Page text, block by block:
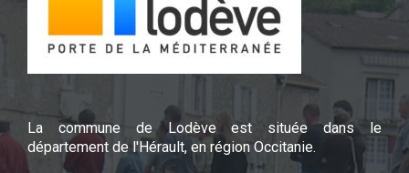
La commune de Lodève est située dans le
département de l'Hérault, en région Occitanie.